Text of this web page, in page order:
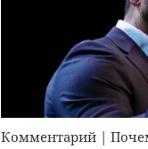
Комментарий |